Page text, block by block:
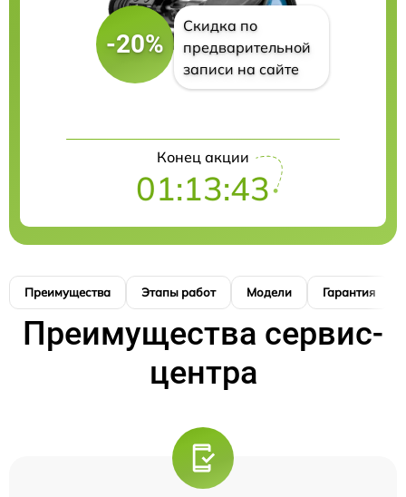
-20%
Скидка по
предварительной
записи на сайте
Конец акции
01:13:42
Преимущества Этапы работ Модели Гарантия
Преимущества сервис-
центра